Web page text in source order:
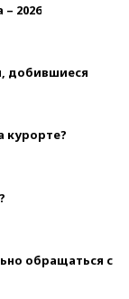
2026
добившиеся
курорте?
обращаться с